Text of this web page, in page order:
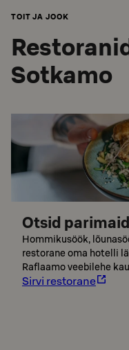
TOIT JA JOOK
Sotkamo
Otsid
Hommikusöök,
restorane oma hotelli
Raflaamo veebilehe
Sirvi restorane